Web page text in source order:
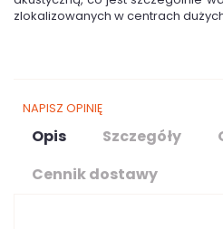
zlokalizowanych w centrach
NAPISZ OPINIĘ
Opis Szczegóły
Cennik dostawy